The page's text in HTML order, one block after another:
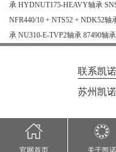
承 HYDNUT175-HEAVY轴承
NFR440/10 + NTS52 + NDK52轴
承 NU310-E-TVP2轴承 87490轴承
联系凯诺
苏州凯
官网首页 关于凯诺